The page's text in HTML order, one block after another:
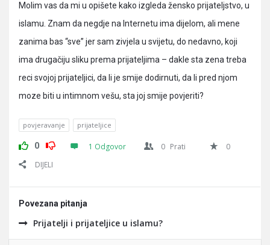
Molim vas da mi u opišete kako izgleda žensko prijateljstvo, u
islamu. Znam da negdje na Internetu ima dijelom, ali mene
zanima bas “sve” jer sam zivjela u svijetu, do nedavno, koji
ima drugačiju sliku prema prijateljima – dakle sta zena treba
reci svojoj prijateljici, da li je smije dodirnuti, da li pred njom
moze biti u intimnom vešu, sta joj smije povjeriti?
povjeravanje prijateljice
0 1 Odgovor 0 Prati
0
DIJELI
Povezana pitanja
Prijatelji i prijateljice u islamu?